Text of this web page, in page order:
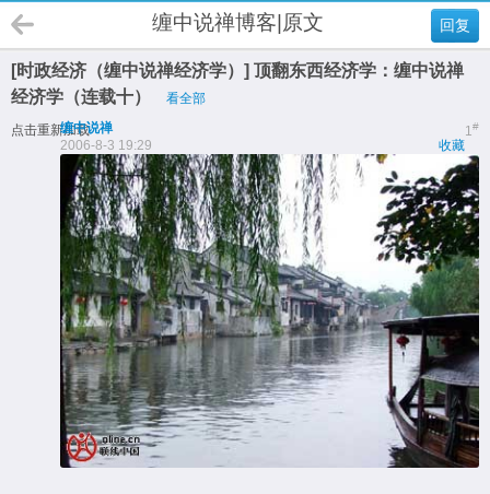
回复
缠中说禅博客|原文
[时政经济（缠中说禅经济学）] 顶翻东西经济学：缠中说禅
经济学（连载十）
看全部
点击重新加载 1#
缠中说禅
收藏
2006-8-3 19:29